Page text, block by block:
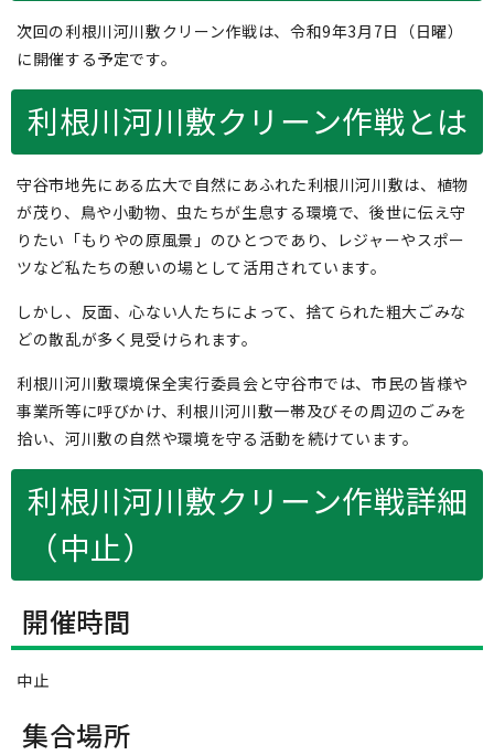
次回の利根川河川敷クリーン作戦は、令和9年3月7日（日曜）
に開催する予定です。
利根川河川敷クリーン作戦とは
守谷市地先にある広大で自然にあふれた利根川河川敷は、植物
が茂り、鳥や小動物、虫たちが生息する環境で、後世に伝え守
りたい「もりやの原風景」のひとつであり、レジャーやスポー
ツなど私たちの憩いの場として活用されています。
しかし、反面、心ない人たちによって、捨てられた粗大ごみな
どの散乱が多く見受けられます。
利根川河川敷環境保全実行委員会と守谷市では、市民の皆様や
事業所等に呼びかけ、利根川河川敷一帯及びその周辺のごみを
拾い、河川敷の自然や環境を守る活動を続けています。
利根川河川敷クリーン作戦詳細
（中止）
開催時間
中止
集合場所